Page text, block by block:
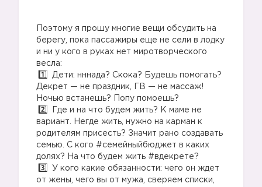
Поэтому я прошу многие вещи обсудить на
берегу, пока пассажиры еще не сели в лодку
и ни у кого в руках нет миротворческого
весла:
Дети: нннада? Скока? Будешь помогать?
Декрет — не праздник, ГВ — не массаж!
Ночью встанешь? Попу помоешь?
Где и на что будем жить? К маме не
вариант. Негде жить, нужно на карман к
родителям присесть? Значит рано создавать
семью. С кого #семейныйбюджет в каких
долях? На что будем жить #вдекрете?
У кого какие обязанности: чего он ждет
от жены, чего вы от мужа, сверяем списки,